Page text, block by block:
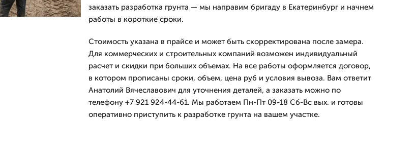
заказать разработка грунта — мы направим бригаду в Екатеринбург и начнем
работы в короткие сроки.
Стоимость указана в прайсе и может быть скорректирована после замера.
Для коммерческих и строительных компаний возможен индивидуальный
расчет и скидки при больших объемах. На все работы оформляется договор,
в котором прописаны сроки, объем, цена руб и условия вывоза. Вам ответит
Анатолий Вячеславович для уточнения деталей, а заказать можно по
телефону +7 921 924-44-61. Мы работаем Пн-Пт 09-18 Сб-Вс вых. и готовы
оперативно приступить к разработке грунта на вашем участке.